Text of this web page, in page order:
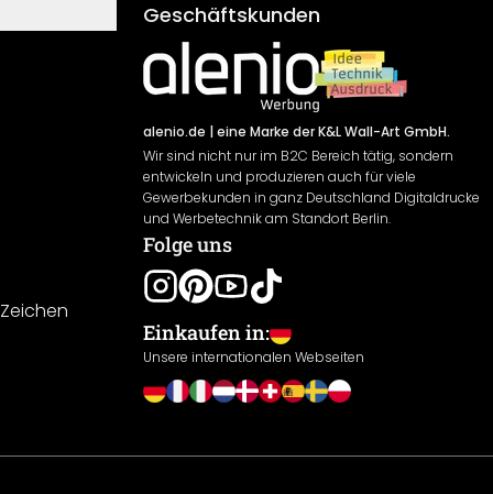
Geschäftskunden
alenio.de | eine Marke der K&L Wall-Art GmbH.
Wir sind nicht nur im B2C Bereich tätig, sondern
entwickeln und produzieren auch für viele
Gewerbekunden in ganz Deutschland Digitaldrucke
und Werbetechnik am Standort Berlin.
Folge uns
Einkaufen in:
Unsere internationalen Webseiten